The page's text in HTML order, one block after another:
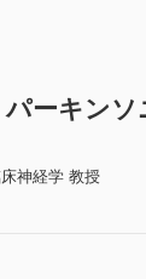
ーキンソ
神経学 教授